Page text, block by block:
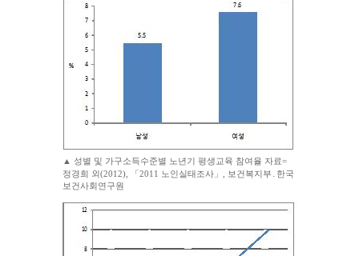
▲ 성별 및 가구소득수준별 노년기 평생교육 참여율 자료=
정경희 외(2012), 「2011 노인실태조사」, 보건복지부․한국
보건사회연구원